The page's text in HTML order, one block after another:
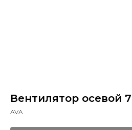
Вентилятор осевой
AVA